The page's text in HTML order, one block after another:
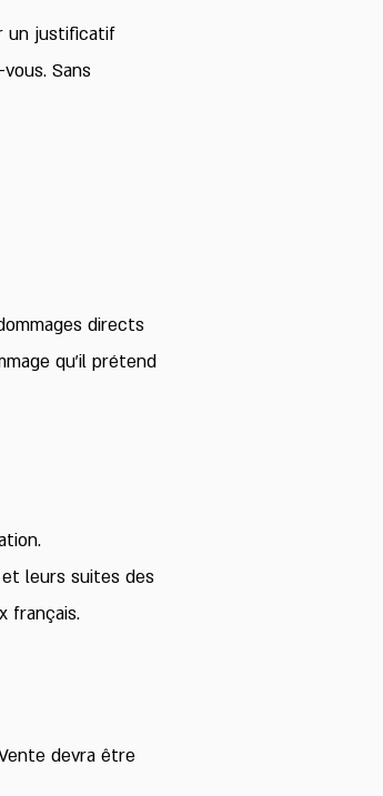
un justificatif
Sans
directs
qu’il prétend
leurs suites des
français.
devra être